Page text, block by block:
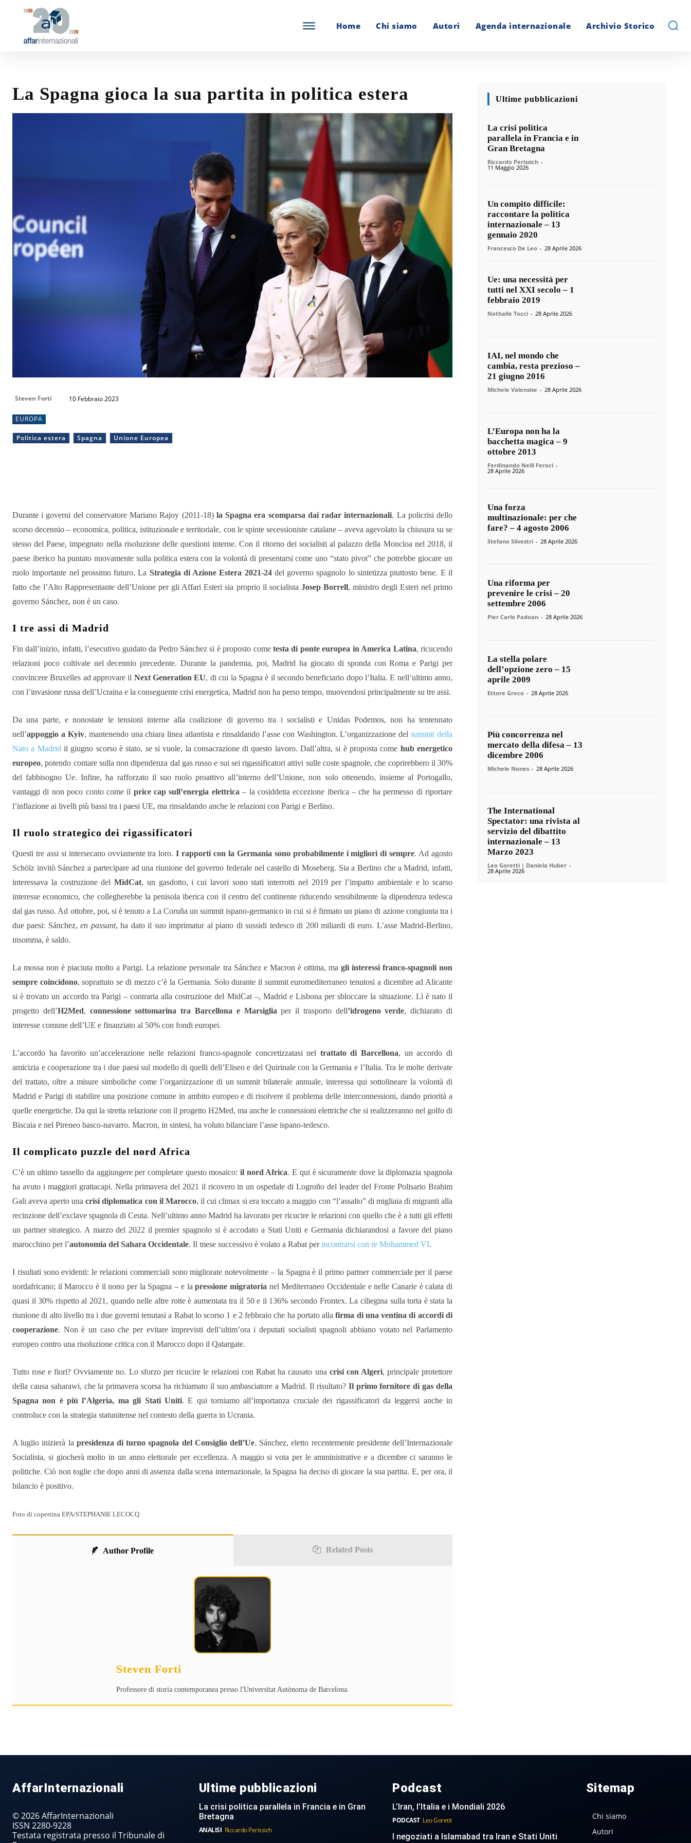
Home Chi siamo Autori Agenda internazionale Archivio Storico
La Spagna gioca la sua partita in politica estera
Steven Forti 10 Febbraio 2023
EUROPA
Politica estera Spagna Unione Europea
Durante i governi del conservatore Mariano Rajoy (2011-18) la Spagna era scomparsa dai radar internazionali. La policrisi dello
scorso decennio – economica, politica, istituzionale e territoriale, con le spinte secessioniste catalane – aveva agevolato la chiusura su se
stesso del Paese, impegnato nella risoluzione delle questioni interne. Con il ritorno dei socialisti al palazzo della Moncloa nel 2018, il
paese iberico ha puntato nuovamente sulla politica estera con la volontà di presentarsi come uno “stato pivot” che potrebbe giocare un
ruolo importante nel prossimo futuro. La Strategia di Azione Estera 2021-24del governo spagnolo lo sintetizza piuttosto bene. E il
fatto che l’Alto Rappresentante dell’Unione per gli Affari Esteri sia proprio il socialista Josep Borrell, ministro degli Esteri nel primo
governo Sánchez, non è un caso.
I tre assi di Madrid
Fin dall’inizio, infatti, l’esecutivo guidato da Pedro Sánchez si è proposto cometesta di ponte europea in America Latina, ricucendo
relazioni poco coltivate nel decennio precedente. Durante la pandemia, poi, Madrid ha giocato di sponda con Roma e Parigi per
convincere Bruxelles ad approvare il Next Generation EU, di cui la Spagna è il secondo beneficiario dopo l’Italia. E nell’ultimo anno,
con l’invasione russa dell’Ucraina e la conseguente crisi energetica, Madrid non ha perso tempo, muovendosi principalmente su tre assi.
Da una parte, e nonostate le tensioni interne alla coalizione di governo tra i socialisti e Unidas Podemos, non ha tentennato
nell’appoggio a Kyiv, mantenendo una chiara linea atlantista e rinsaldando l’asse con Washington. L’organizzazione delsummit della
Nato a Madrid il giugno scorso è stato, se si vuole, la consacrazione di questo lavoro. Dall’altra, si è proposta come hub energetico
europeo, potendo contare sulla non dipendenza dal gas russo e sui sei rigassificatori attivi sulle coste spagnole, che coprirebbero il 30%
del fabbisogno Ue. Infine, ha rafforzato il suo ruolo proattivo all’interno dell’Unione, non solo ottenendo, insieme al Portogallo,
vantaggi di non poco conto come il price cap sull’energia elettrica – la cosiddetta eccezione iberica – che ha permesso di riportare
l’inflazione ai livelli più bassi tra i paesi UE, ma rinsaldando anche le relazioni con Parigi e Berlino.
Il ruolo strategico dei rigassificatori
Questi tre assi si intersecano ovviamente tra loro.I rapporti con la Germania sono probabilmente i migliori di sempre. Ad agosto
Schölz invitò Sánchez a partecipare ad una riunione del governo federale nel castello di Moseberg. Sia a Berlino che a Madrid, infatti,
interessava la costruzione del MidCat, un gasdotto, i cui lavori sono stati interrotti nel 2019 per l’impatto ambientale e lo scarso
interesse economico, che collegherebbe la penisola iberica con il centro del continente riducendo sensibilmente la dipendenza tedesca
dal gas russo. Ad ottobre, poi, si è tenuto a La Coruña un summit ispano-germanico in cui si è firmato un piano di azione congiunta tra i
due paesi: Sánchez,en passant, ha dato il suo imprimatur al piano di sussidi tedesco di 200 miliardi di euro. L’asse Madrid-Berlino,
insomma, è saldo.
La mossa non è piaciuta molto a Parigi. La relazione personale tra Sánchez e Macron è ottima, ma gli interessi franco-spagnoli non
sempre coincidono, soprattuto se di mezzo c’è la Germania. Solo durante il summit euromediterraneo tenutosi a dicembre ad Alicante
si è trovato un accordo tra Parigi – contraria alla costruzione del MidCat –, Madrid e Lisbona per sbloccare la situazione. Lì è nato il
progetto dell’H2Med, connessione sottomarina tra Barcellona e Marsiglia per il trasporto dell’idrogeno verde, dichiarato di
interesse comune dell’UE e finanziato al 50% con fondi europei.
L’accordo ha favorito un’accelerazione nelle relazioni franco-spagnole concretizzatasi nel trattato di Barcellona, un accordo di
amicizia e cooperazione tra i due paesi sul modello di quelli dell’Eliseo e del Quirinale con la Germania e l’Italia. Tra le molte derivate
del trattato, oltre a misure simboliche come l’organizzazione di un summit bilaterale annuale, interessa qui sottolineare la volontà di
Madrid e Parigi di stabilire una posizione comune in ambito europeo e di risolvere il problema delle interconnessioni, dando priorità a
quelle energetiche. Da qui la stretta relazione con il progetto H2Med, ma anche le connessioni elettriche che si realizzeranno nel golfo di
Biscaia e nel Pireneo basco-navarro. Macron, in sintesi, ha voluto bilanciare l’asse ispano-tedesco.
Il complicato puzzle del nord Africa
C’è un ultimo tassello da aggiungere per completare questo mosaico: il nord Africa. E qui è sicuramente dove la diplomazia spagnola
ha avuto i maggiori grattacapi. Nella primavera del 2021 il ricovero in un ospedale di Logroño del leader del Fronte Polisario Brahim
Gali aveva aperto unacrisi diplomatica con il Marocco, il cui climax si era toccato a maggio con “l’assalto” di migliaia di migranti alla
recinzione dell’exclave spagnola di Ceuta. Nell’ultimo anno Madrid ha lavorato per ricucire le relazioni con quello che è a tutti gli effetti
un partner strategico. A marzo del 2022 il premier spagnolo si è accodato a Stati Uniti e Germania dichiarandosi a favore del piano
marocchino per l’autonomia del Sahara Occidentale. Il mese successivo è volato a Rabat perincontrarsi con re Mohammed VI.
I risultati sono evidenti: le relazioni commerciali sono migliorate notevolmente – la Spagna è il primo partner commerciale per il paese
nordafricano; il Marocco è il nono per la Spagna – e lapressione migratoria nel Mediterraneo Occidentale e nelle Canarie è calata di
quasi il 30% rispetto al 2021, quando nelle altre rotte è aumentata tra il 50 e il 136% secondo Frontex. La ciliegina sulla torta è stata la
riunione di alto livello tra i due governi tenutasi a Rabat lo scorso 1 e 2 febbraio che ha portato allafirma di una ventina di accordi di
cooperazione. Non è un caso che per evitare imprevisti dell’ultim’ora i deputati socialisti spagnoli abbiano votato nel Parlamento
europeo contro una risoluzione critica con il Marocco dopo il Qatargate.
Tutto rose e fiori? Ovviamente no. Lo sforzo per ricucire le relazioni con Rabat ha causato una crisi con Algeri, principale protettore
della causa saharawi, che la primavera scorsa ha richiamato il suo ambasciatore a Madrid. Il risultato? Il primo fornitore di gas della
Spagna non è più l’Algeria, ma gli Stati Uniti. E qui torniamo all’importanza cruciale dei rigassificatori da leggersi anche in
controluce con la strategia statunitense nel contesto della guerra in Ucrania.
A luglio inizierà la presidenza di turno spagnola del Consiglio dell’Ue. Sánchez, eletto recentemente presidente dell’Internazionale
Socialista, si giocherà molto in un anno elettorale per eccellenza. A maggio si vota per le amministrative e a dicembre ci saranno le
politiche. Ciò non toglie che dopo anni di assenza dalla scena internazionale, la Spagna ha deciso di giocare la sua partita. E, per ora, il
bilancio è positivo.
Foto di copertina EPA/STEPHANIE LECOCQ
Author Profile Related Posts
Steven Forti
Professore di storia contemporanea presso l'Universitat Autònoma de Barcelona.
Ultime pubblicazioni
La crisi politica
parallela in Francia e in
Gran Bretagna
Riccardo Perissich -
11 Maggio 2026
Un compito difficile:
raccontare la politica
internazionale – 13
gennaio 2020
Francesco De Leo - 28 Aprile 2026
Ue: una necessità per
tutti nel XXI secolo – 1
febbraio 2019
Nathalie Tocci - 28 Aprile 2026
IAI, nel mondo che
cambia, resta prezioso –
21 giugno 2016
Michele Valensise - 28 Aprile 2026
L’Europa non ha la
bacchetta magica – 9
ottobre 2013
Ferdinando Nelli Feroci -
28 Aprile 2026
Una forza
multinazionale: per che
fare? – 4 agosto 2006
Stefano Silvestri - 28 Aprile 2026
Una riforma per
prevenire le crisi – 20
settembre 2006
Pier Carlo Padoan - 28 Aprile 2026
La stella polare
dell’opzione zero – 15
aprile 2009
Ettore Greco - 28 Aprile 2026
Più concorrenza nel
mercato della difesa – 13
dicembre 2006
Michele Nones - 28 Aprile 2026
The International
Spectator: una rivista al
servizio del dibattito
internazionale – 13
Marzo 2023
Leo Goretti | Daniela Huber -
28 Aprile 2026
AffarInternazionali
© 2026 AffarInternazionali
ISSN 2280-9228
Testata registrata presso il Tribunale di
Ultime pubblicazioni
La crisi politica parallela in Francia e in Gran
Bretagna
ANALISI Riccardo Perissich
Podcast
L’Iran, l’Italia e i Mondiali 2026
PODCAST Leo Goretti
I negoziati a Islamabad tra Iran e Stati Uniti
Sitemap
Chi siamo
Autori